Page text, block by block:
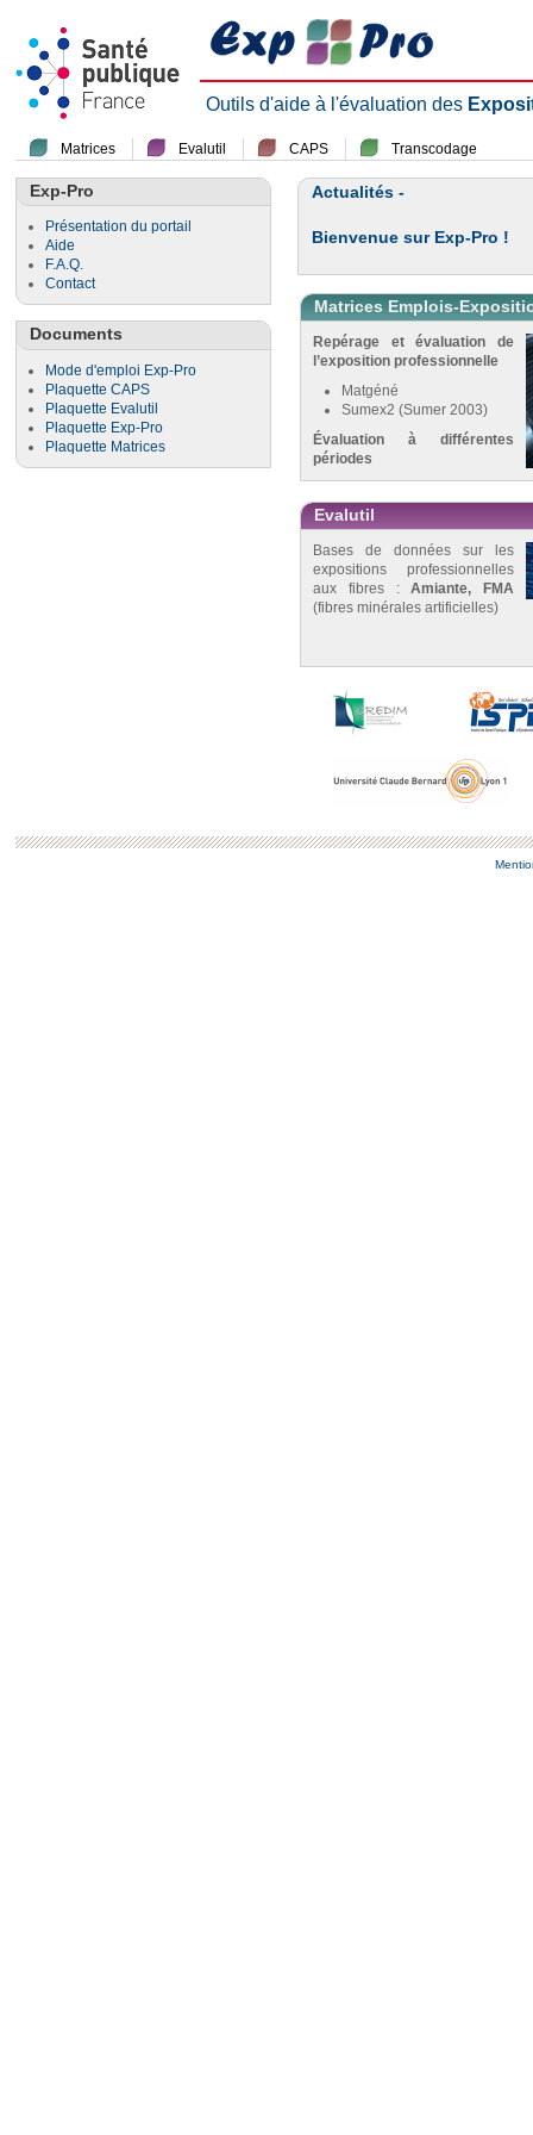
Outils d'aide à l'évaluation des
Matrices Evalutil CAPS Transcodage
Exp-Pro
Présentation du portail
Aide
F.A.Q.
Contact
Documents
Mode d'emploi Exp-Pro
Plaquette CAPS
Plaquette Evalutil
Plaquette Exp-Pro
Plaquette Matrices
Actualités -
Bienvenue sur Exp-Pro !
Matrices Emplois-
Repérage et évaluation de
l’exposition professionnelle
Matgéné
Sumex2 (Sumer 2003)
Évaluation à différentes
périodes
Evalutil
Bases de données sur les
expositions professionnelles
aux fibres :Amiante, FMA
(fibres minérales artificielles)